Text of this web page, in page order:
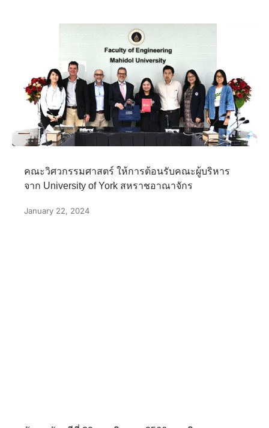
คณะวิศวกรรมศาสตร์ ให้การต้อนรับคณะผู้บริหาร
จาก University of York สหราชอาณาจักร
January 22, 2024